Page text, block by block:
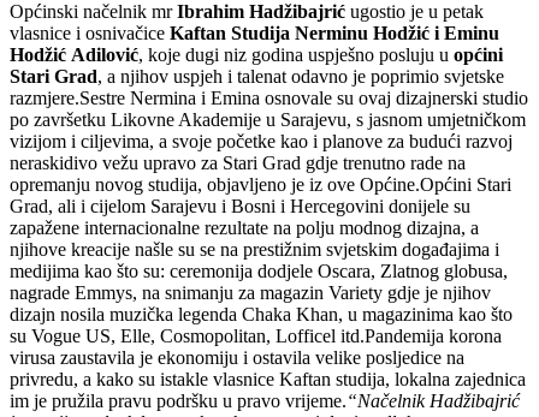
Općinski načelnik mrIbrahim Hadžibajrić ugostio je u petak
vlasnice i osnivačice Kaftan Studija Nerminu Hodžić i Eminu
Hodžić Adilović, koje dugi niz godina uspješno posluju u općini
Stari Grad, a njihov uspjeh i talenat odavno je poprimio svjetske
razmjere.Sestre Nermina i Emina osnovale su ovaj dizajnerski studio
po završetku Likovne Akademije u Sarajevu, s jasnom umjetničkom
vizijom i ciljevima, a svoje početke kao i planove za budući razvoj
neraskidivo vežu upravo za Stari Grad gdje trenutno rade na
opremanju novog studija, objavljeno je iz ove Općine.Općini Stari
Grad, ali i cijelom Sarajevu i Bosni i Hercegovini donijele su
zapažene internacionalne rezultate na polju modnog dizajna, a
njihove kreacije našle su se na prestižnim svjetskim događajima i
medijima kao što su: ceremonija dodjele Oscara, Zlatnog globusa,
nagrade Emmys, na snimanju za magazin Variety gdje je njihov
dizajn nosila muzička legenda Chaka Khan, u magazinima kao što
su Vogue US, Elle, Cosmopolitan, Lofficel itd.Pandemija korona
virusa zaustavila je ekonomiju i ostavila velike posljedice na
privredu, a kako su istakle vlasnice Kaftan studija, lokalna zajednica
im je pružila pravu podršku u pravo vrijeme.“Načelnik Hadžibajrić